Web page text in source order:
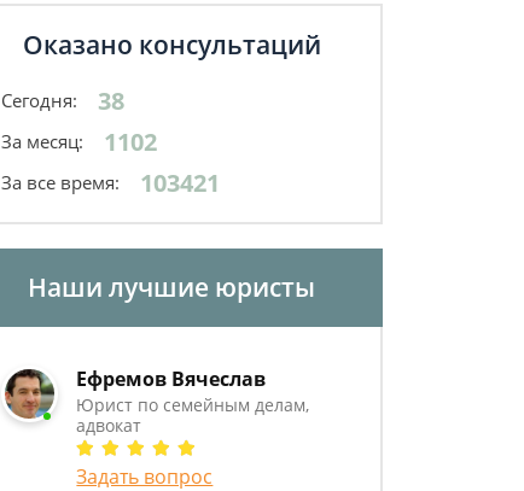
Оказано консультаций
Сегодня: 38
За месяц: 1102
За все время: 103421
Наши лучшие юристы
Ефремов Вячеслав
Юрист по семейным делам,
адвокат
Задать вопрос